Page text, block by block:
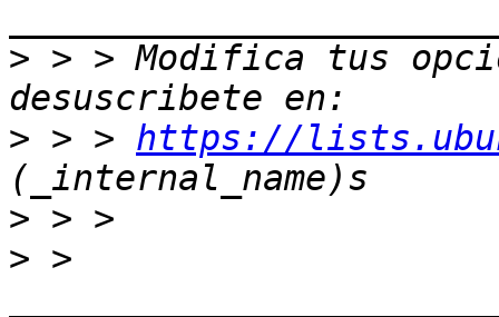
> > > Modifica tus
> > > https://
>
> >